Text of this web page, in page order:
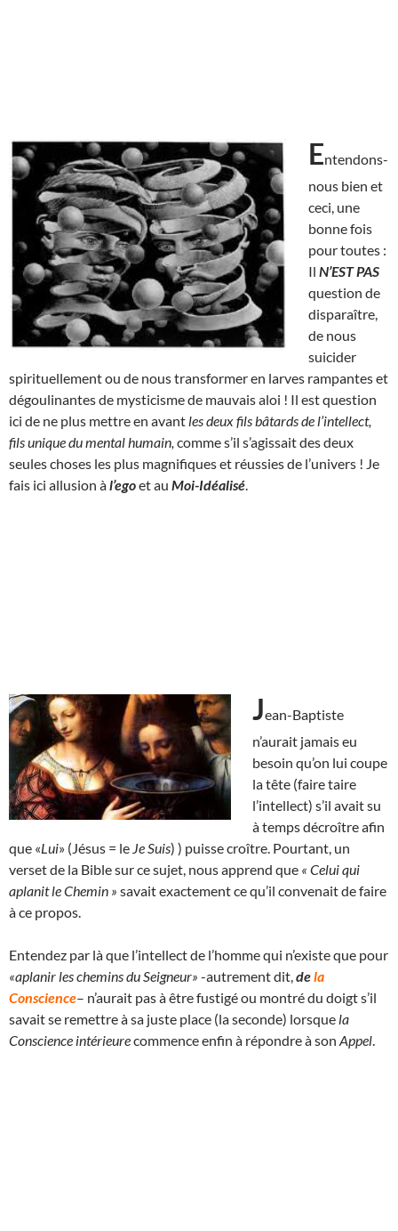
Entendons-
nous bien et
ceci, une
bonne fois
pour toutes :
Il N’EST PAS
question de
disparaître,
de nous
suicider
spirituellement ou de nous transformer en larves rampantes et
dégoulinantes de mysticisme de mauvais aloi ! Il est question
ici de ne plus mettre en avant les deux fils bâtards de l’intellect,
fils unique du mental humain, comme s’il s’agissait des deux
seules choses les plus magnifiques et réussies de l’univers ! Je
fais ici allusion àl’egoet au Moi-Idéalisé
Jean-Baptiste
n’aurait jamais eu
besoin qu’on lui coupe
la tête (faire taire
l’intellect) s’il avait su
à temps décroître afin
que «Lui» (Jésus = le Je Suis) ) puisse croître. Pourtant, un
verset de la Bible sur ce sujet, nous apprend que « Celui qui
aplanit le Chemin » savait exactement ce qu’il convenait de faire
à ce propos.
Entendez par là que l’intellect de l’homme qui n’existe que pour
«aplanir les chemins du Seigneur» -autrement dit, dela
Conscience– n’aurait pas à être fustigé ou montré du doigt s’il
savait se remettre à sa juste place (la seconde) lorsque la
Conscience intérieurecommence enfin à répondre à son Appel